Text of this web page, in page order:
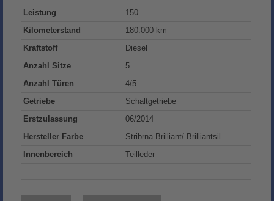
Leistung
150
Kilometerstand
180.000 km
Kraftstoff
Diesel
Anzahl Sitze
5
Anzahl Türen
4/5
Getriebe
Schaltgetriebe
Erstzulassung
06/2014
Hersteller Farbe
Stribrna Brilliant/ Brilliantsil
Innenbereich
Teilleder